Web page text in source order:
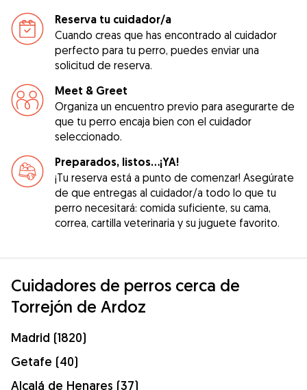
Reserva tu cuidador/a
Cuando creas que has encontrado al cuidador
perfecto para tu perro, puedes enviar una
solicitud de reserva.
Meet & Greet
Organiza un encuentro previo para asegurarte de
que tu perro encaja bien con el cuidador
seleccionado.
Preparados, listos...¡YA!
¡Tu reserva está a punto de comenzar! Asegúrate
de que entregas al cuidador/a todo lo que tu
perro necesitará: comida suficiente, su cama,
correa, cartilla veterinaria y su juguete favorito.
Cuidadores de perros cerca de
Torrejón de Ardoz
Madrid (1820)
Getafe (40)
Alcalá de Henares (37)